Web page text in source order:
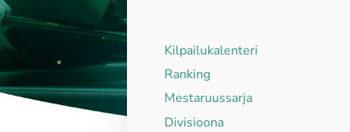
Kilpailukalenteri
Ranking
Mestaruussarja
Divisioona